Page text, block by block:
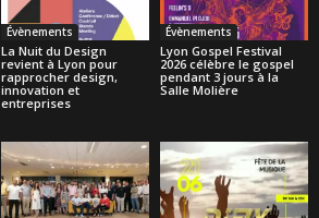
Évènements
La Nuit du Design
revient à Lyon pour
rapprocher design,
innovation et
entreprises
Évènements
Lyon Gospel Festival
2026 célèbre le gospel
pendant 3 jours à la
Salle Molière